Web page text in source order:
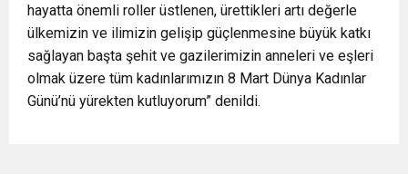
hayatta önemli roller üstlenen, ürettikleri artı değerle
ülkemizin ve ilimizin gelişip güçlenmesine büyük katkı
sağlayan başta şehit ve gazilerimizin anneleri ve eşleri
olmak üzere tüm kadınlarımızın 8 Mart Dünya Kadınlar
Günü’nü yürekten kutluyorum” denildi.